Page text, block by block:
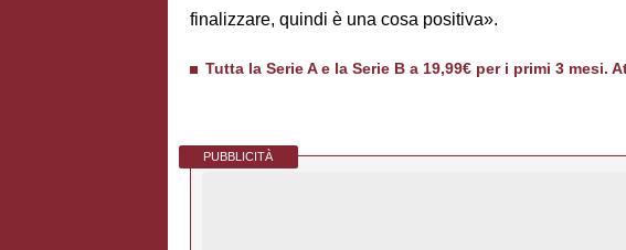
finalizzare, quindi è una cosa positiva».
Tutta la Serie A e la Serie B a 19,99€ per i primi 3 mesi.
PUBBLICITÀ